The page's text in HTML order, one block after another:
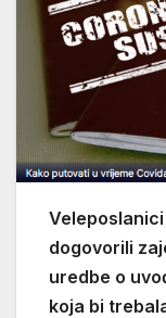
dogovorili
uredbe o
koja bi